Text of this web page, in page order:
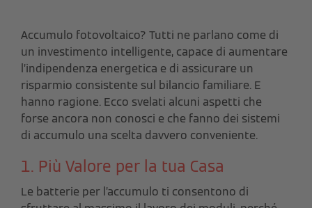
Accumulo fotovoltaico? Tutti ne parlano come di
un investimento intelligente, capace di aumentare
l’indipendenza energetica e di assicurare un
risparmio consistente sul bilancio familiare. E
hanno ragione. Ecco svelati alcuni aspetti che
forse ancora non conosci e che fanno dei sistemi
di accumulo una scelta davvero conveniente.
1. Più Valore per la tua Casa
Le batterie per l’accumulo ti consentono di